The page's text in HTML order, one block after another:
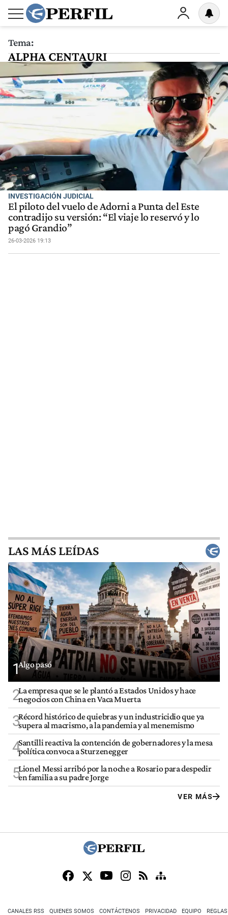
Tema:
ALPHA CENTAURI
INVESTIGACIÓN JUDICIAL
El piloto del vuelo de Adorni a Punta del Este
contradijo su versión: “El viaje lo reservó y lo
pagó Grandio”
26-03-2026 19:13
LAS MÁS LEÍDAS
1Algo pasó
2La empresa que se le plantó a Estados Unidos y hace
negocios con China en Vaca Muerta
3Récord histórico de quiebras y un industricidio que ya
supera al macrismo, a la pandemia y al menemismo
4Santilli reactiva la contención de gobernadores y la mesa
política convoca a Sturzenegger
5Lionel Messi arribó por la noche a Rosario para despedir
en familia a su padre Jorge
VER MÁS
CANALES RSS QUIENES SOMOS CONTÁCTENOS PRIVACIDAD EQUIPO